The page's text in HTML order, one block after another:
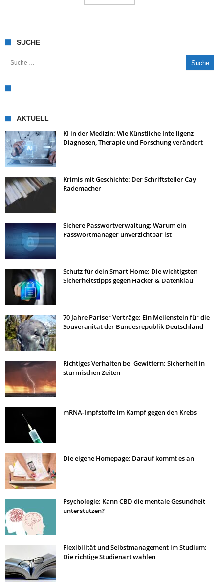
SUCHE
Suche nach:
AKTUELL
KI in der Medizin: Wie Künstliche Intelligenz
Diagnosen, Therapie und Forschung verändert
Krimis mit Geschichte: Der Schriftsteller Cay
Rademacher
Sichere Passwortverwaltung: Warum ein
Passwortmanager unverzichtbar ist
Schutz für dein Smart Home: Die wichtigsten
Sicherheitstipps gegen Hacker & Datenklau
70 Jahre Pariser Verträge: Ein Meilenstein für die
Souveränität der Bundesrepublik Deutschland
Richtiges Verhalten bei Gewittern: Sicherheit in
stürmischen Zeiten
mRNA-Impfstoffe im Kampf gegen den Krebs
Die eigene Homepage: Darauf kommt es an
Psychologie: Kann CBD die mentale Gesundheit
unterstützen?
Flexibilität und Selbstmanagement im Studium:
Die richtige Studienart wählen